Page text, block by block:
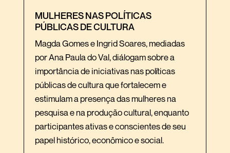
MULHERES NAS POLÍTICAS
PÚBLICAS DE CULTURA
Magda Gomes e Ingrid Soares, mediadas
por Ana Paula do Val, diálogam sobre a
importância de iniciativas nas políticas
públicas de cultura que fortalecem e
estimulam a presença das mulheres na
pesquisa e na produção cultural, enquanto
participantes ativas e conscientes de seu
papel histórico, econômico e social.